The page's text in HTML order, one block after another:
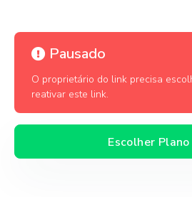
Pausado
O proprietário do link precisa
reativar este link.
Escolher Plano